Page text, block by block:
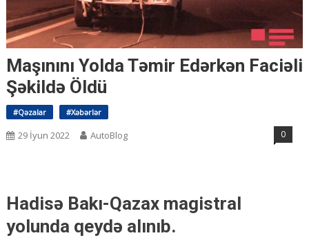
Maşınını Yolda Təmir Edərkən Faciəli
Şəkildə Öldü
#Qəzalar #Xəbərlər
29 İyun 2022 AutoBlog 0
Hadisə Bakı-Qazax magistral
yolunda qeydə alınıb.